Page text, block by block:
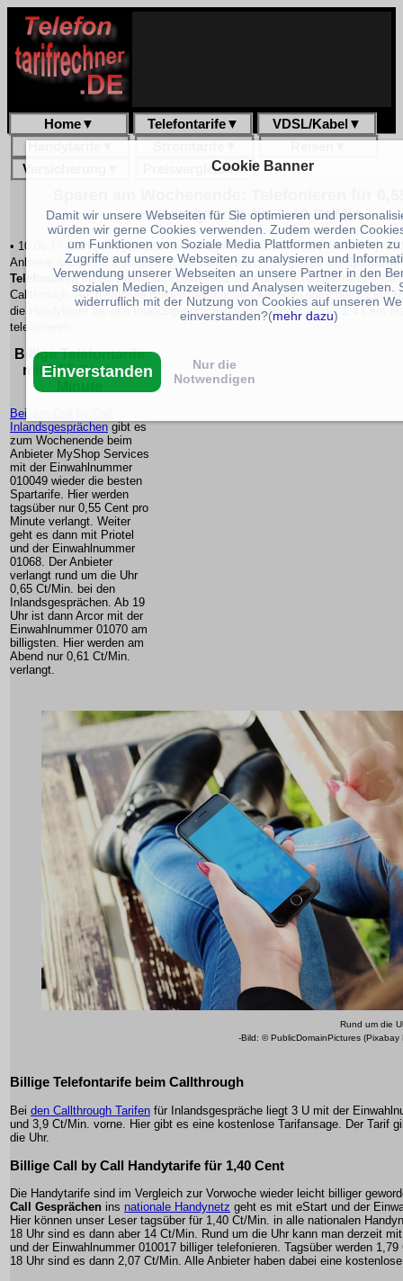
Home▼ Telefontarife▼ VDSL/Kabel ▼
Versicherung
Preisvergleich▼
Handytarife für 1,40 Ct/Min.
• 10.06.17 Zumsonnigen Start in sonnige Wochenendesind die Call by
Anbieter auch erneut so günstig wie selten zuvor. So gibt es die
Telefonierenin das Fest- und Handy-Netz über unsere Tarifrechner für
Callthrough. Auch sind die billigen Telefontarife weiterhin unter der 1 Cent
die Handytarife bei den Inlandsgesprächen liegen wieder an der 1,4 Cent
telefonieren.
Billige Telefontarife
mit 0,55 Cent pro
Bei den Call by Call
Inlandsgesprächengibt es
zum Wochenende beim
Anbieter MyShop Services
mit der Einwahlnummer
010049 wieder die besten
Spartarife. Hier werden
tagsüber nur 0,55 Cent pro
Minute verlangt. Weiter
geht es dann mit Priotel
und der Einwahlnummer
01068. Der Anbieter
verlangt rund um die Uhr
0,65 Ct/Min. bei den
Inlandsgesprächen. Ab 19
Uhr ist dann Arcor mit der
Einwahlnummer 01070 am
billigsten. Hier werden am
Abend nur 0,61 Ct/Min.
verlangt.
Rund um die
-Bild: © PublicDomainPictures (Pixabay
Billige Telefontarife beim Callthrough
Bei den Callthrough Tarifen für Inlandsgespräche liegt 3 U mit der
und 3,9 Ct/Min. vorne. Hier gibt es eine kostenlose Tarifansage. Der Tarif
die Uhr.
Billige Call by Call Handytarife für 1,40 Cent
Die Handytarife sind im Vergleich zur Vorwoche wieder leicht billiger
Call Gesprächen ins nationale Handynetz geht es mit eStart und der
Hier können unser Leser tagsüber für 1,40 Ct/Min. in alle nationalen
18 Uhr sind es dann aber 14 Ct/Min. Rund um die Uhr kann man derzeit
und der Einwahlnummer 010017 billiger telefonieren. Tagsüber werden
18 Uhr sind es dann 2,07 Ct/Min. Alle Anbieter haben dabei eine
Cookie Banner
Damit wir unsere Webseiten für Sie optimieren und
würden wir gerne Cookies verwenden. Zudem werden
um Funktionen von Soziale Media Plattformen anbieten
Zugriffe auf unsere Webseiten zu analysieren und
Verwendung unserer Webseiten an unsere Partner in den
sozialen Medien, Anzeigen und Analysen weiterzugeben.
widerruflich mit der Nutzung von Cookies auf unseren
einverstanden?(mehr dazu)
Einverstanden
Nur die
Notwendigen